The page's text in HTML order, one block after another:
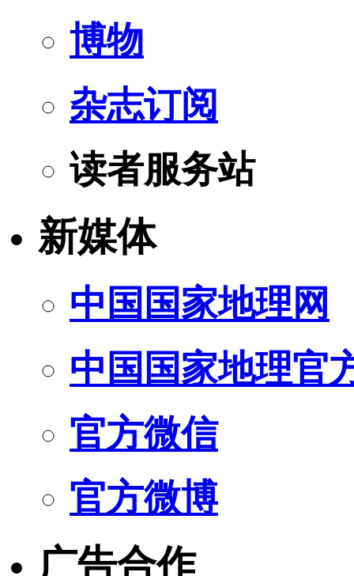
博物
杂志订阅
读者服务站
新媒体
中国国家地理网
中国国家地理官
官方微信
官方微博
广告合作